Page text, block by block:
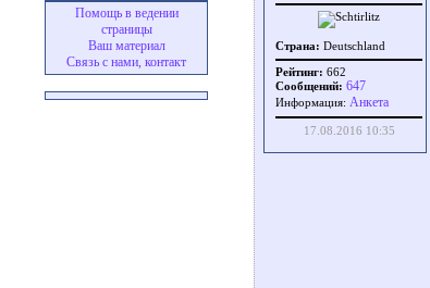
Помощь в ведении
страницы
Ваш материал
Связь с нами, контакт
Страна: Deutschland
Рейтинг: 662
Сообщений: 647
Информация: Aнкета
17.08.2016 10:35